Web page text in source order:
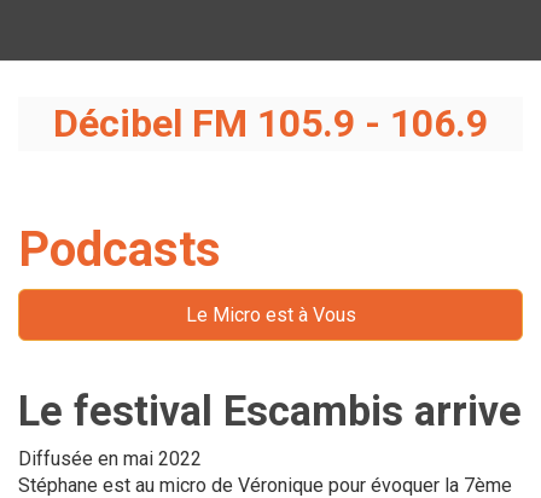
Décibel FM 105.9 - 106.9
Podcasts
Le Micro est à Vous
Le festival Escambis arrive
Diffusée en mai 2022
Stéphane est au micro de Véronique pour évoquer la 7ème